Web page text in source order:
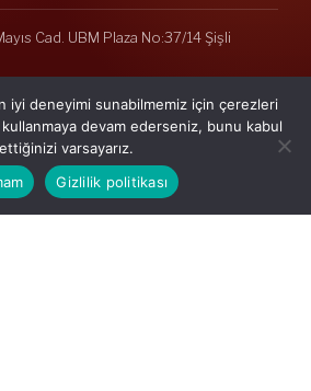
Cad. UBM Plaza No:37/14 Şişli
33 39
19 36
iyi deneyimi sunabilmemiz için çerezleri
devam ederseniz, bunu kabul
ettiğinizi varsayarız.
Gizlilik politikası